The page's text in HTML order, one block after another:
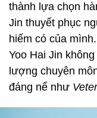
thành lựa chọn
Jin thuyết phục
hiếm có của
Yoo Hai Jin
lượng chuyên
đáng nể như